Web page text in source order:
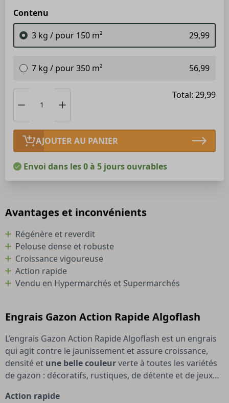
Contenu
3 kg / pour 150 m²
29,99
7 kg / pour 350 m² 56,99
AJOUTER AU PANIER
Total: 29,99
Envoi dans les 0 à 5 jours ouvrables
Engrais Gazon Action Rapide Algoflash
L’engrais Gazon Action Rapide Algoflash est un engrais
qui agit contre le jaunissement et assure croissance,
densité et une belle couleurverte à toutes les variétés
de gazon : décoratifs, rustiques, de détente et de jeux…
Action rapide
Avantages et inconvénients
Régénère et reverdit
Pelouse dense et robuste
Croissance vigoureuse
Action rapide
Vendu en Hypermarchés et Supermarchés